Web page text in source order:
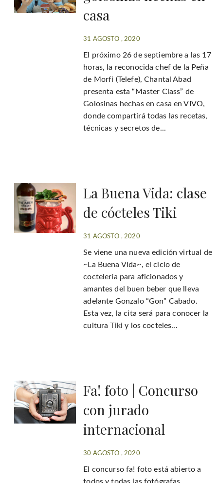
casa
31 AGOSTO , 2020
El próximo 26 de septiembre a las 17
horas, la reconocida chef de la Peña
de Morfi (Telefe), Chantal Abad
presenta esta “Master Class” de
Golosinas hechas en casa en VIVO,
donde compartirá todas las recetas,
técnicas y secretos de...
La Buena Vida: clase
de cócteles Tiki
31 AGOSTO , 2020
Se viene una nueva edición virtual de
~La Buena Vida~, el ciclo de
coctelería para aficionados y
amantes del buen beber que lleva
adelante Gonzalo “Gon” Cabado.
Esta vez, la cita será para conocer la
cultura Tiki y los cocteles...
Fa! foto | Concurso
con jurado
internacional
30 AGOSTO , 2020
El concurso fa! foto está abierto a
todos y todas las fotógrafas